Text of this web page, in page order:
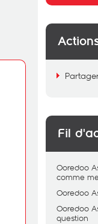
Fil
Ooredoo
comme
Ooredoo
Ooredoo
question